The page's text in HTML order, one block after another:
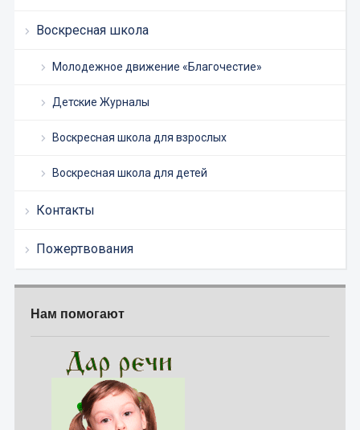
Воскресная школа
Молодежное движение «Благочестие»
Детские Журналы
Воскресная школа для взрослых
Воскресная школа для детей
Контакты
Пожертвования
Нам помогают